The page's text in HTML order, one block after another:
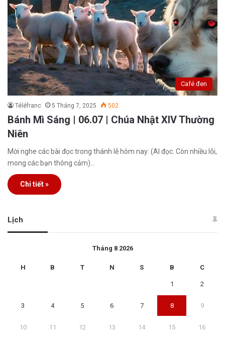
Café đen
Téléfranc 5 Tháng 7, 2025 502
Bánh Mì Sáng | 06.07 | Chúa Nhật XIV Thường
Niên
Mời nghe các bài đọc trong thánh lễ hôm nay: (AI đọc. Còn nhiều lỗi,
mong các bạn thông cảm)…
Chi tiết »
Lịch
Tháng 8 2026
H B T N S B C
1 2
3 4 5 6 7 8 9
10 11 12 13 14 15 16